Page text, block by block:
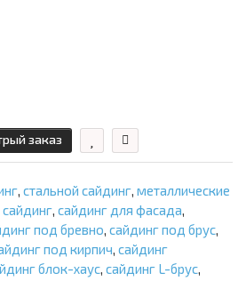
заказ
, стальной сайдинг, металлические
, сайдинг для фасада,
под бревно, сайдинг под брус,
под кирпич, сайдинг
блок-хаус, сайдинг L-брус,